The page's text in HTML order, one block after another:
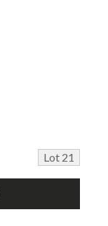
Lot 21